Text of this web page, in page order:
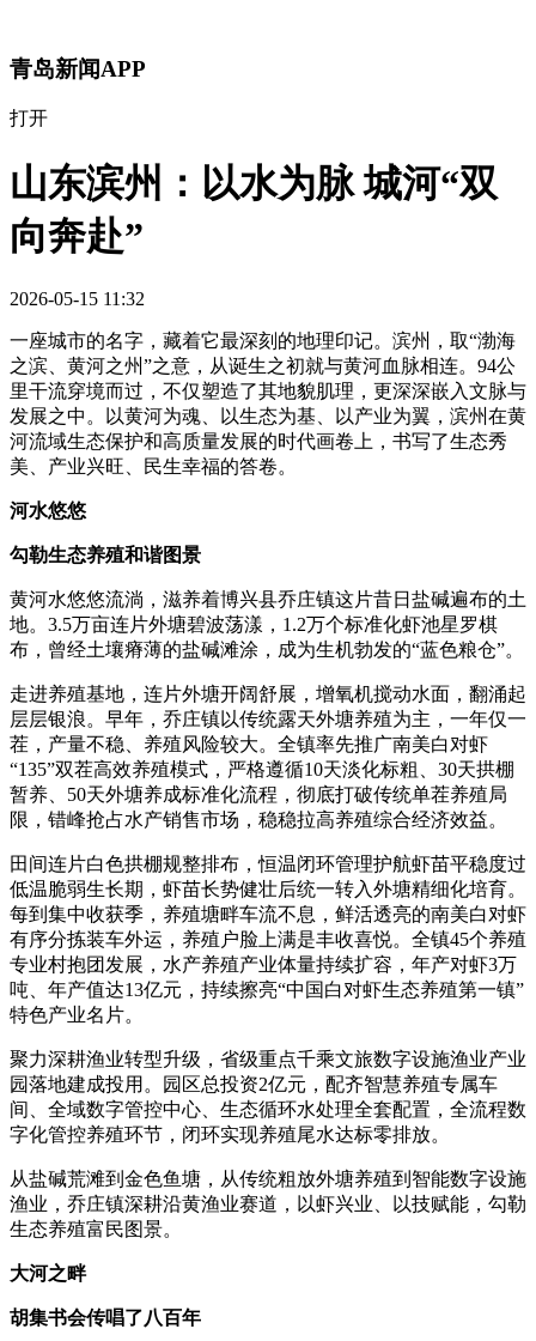
青岛新闻APP
打开
山东滨州：以水为脉 城河“双
向奔赴”
2026-05-15 11:32
一座城市的名字，藏着它最深刻的地理印记。滨州，取“渤海
之滨、黄河之州”之意，从诞生之初就与黄河血脉相连。94公
里干流穿境而过，不仅塑造了其地貌肌理，更深深嵌入文脉与
发展之中。以黄河为魂、以生态为基、以产业为翼，滨州在黄
河流域生态保护和高质量发展的时代画卷上，书写了生态秀
美、产业兴旺、民生幸福的答卷。
河水悠悠
勾勒生态养殖和谐图景
黄河水悠悠流淌，滋养着博兴县乔庄镇这片昔日盐碱遍布的土
地。3.5万亩连片外塘碧波荡漾，1.2万个标准化虾池星罗棋
布，曾经土壤瘠薄的盐碱滩涂，成为生机勃发的“蓝色粮仓”。
走进养殖基地，连片外塘开阔舒展，增氧机搅动水面，翻涌起
层层银浪。早年，乔庄镇以传统露天外塘养殖为主，一年仅一
茬，产量不稳、养殖风险较大。全镇率先推广南美白对虾
“135”双茬高效养殖模式，严格遵循10天淡化标粗、30天拱棚
暂养、50天外塘养成标准化流程，彻底打破传统单茬养殖局
限，错峰抢占水产销售市场，稳稳拉高养殖综合经济效益。
田间连片白色拱棚规整排布，恒温闭环管理护航虾苗平稳度过
低温脆弱生长期，虾苗长势健壮后统一转入外塘精细化培育。
每到集中收获季，养殖塘畔车流不息，鲜活透亮的南美白对虾
有序分拣装车外运，养殖户脸上满是丰收喜悦。全镇45个养殖
专业村抱团发展，水产养殖产业体量持续扩容，年产对虾3万
吨、年产值达13亿元，持续擦亮“中国白对虾生态养殖第一镇”
特色产业名片。
聚力深耕渔业转型升级，省级重点千乘文旅数字设施渔业产业
园落地建成投用。园区总投资2亿元，配齐智慧养殖专属车
间、全域数字管控中心、生态循环水处理全套配置，全流程数
字化管控养殖环节，闭环实现养殖尾水达标零排放。
从盐碱荒滩到金色鱼塘，从传统粗放外塘养殖到智能数字设施
渔业，乔庄镇深耕沿黄渔业赛道，以虾兴业、以技赋能，勾勒
生态养殖富民图景。
大河之畔
胡集书会传唱了八百年